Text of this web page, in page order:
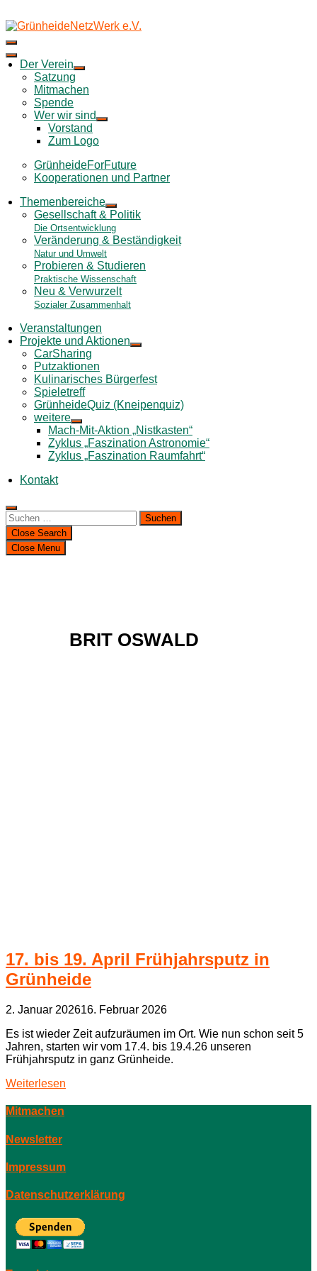
to
Der Verein
Satzung
Mitmachen
Spende
Wer wir sind
Vorstand
Zum Logo
GrünheideForFuture
Kooperationen und Partner
Themenbereiche
Gesellschaft & Politik
Die Ortsentwicklung
Veränderung & Beständigkeit
Natur und Umwelt
Probieren & Studieren
Praktische Wissenschaft
Neu & Verwurzelt
Sozialer Zusammenhalt
Veranstaltungen
Projekte und Aktionen
CarSharing
Putzaktionen
Kulinarisches Bürgerfest
Spieletreff
GrünheideQuiz (Kneipenquiz)
weitere
Mach-Mit-Aktion „Nistkasten“
Zyklus „Faszination Astronomie“
Zyklus „Faszination Raumfahrt“
Kontakt
Suchen
nach:
Close Search
Close Menu
BRIT OSWALD
17. bis 19. April Frühjahrsputz in
Grünheide
2. Januar 202616. Februar 2026
Es ist wieder Zeit aufzuräumen im Ort. Wie nun schon seit 5
Jahren, starten wir vom 17.4. bis 19.4.26 unseren
Frühjahrsputz in ganz Grünheide.
Weiterlesen
Mitmachen
Newsletter
Impressum
Datenschutzerklärung